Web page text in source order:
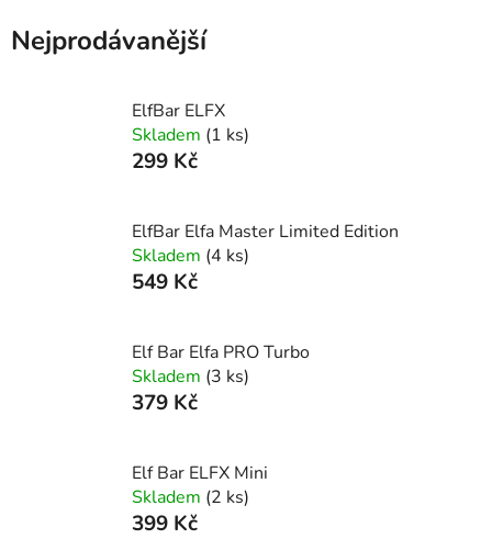
Nejprodávanější
ElfBar ELFX
Skladem (1 ks)
299 Kč
ElfBar Elfa Master Limited Edition
Skladem (4 ks)
549 Kč
Elf Bar Elfa PRO Turbo
Skladem (3 ks)
379 Kč
Elf Bar ELFX Mini
Skladem (2 ks)
399 Kč